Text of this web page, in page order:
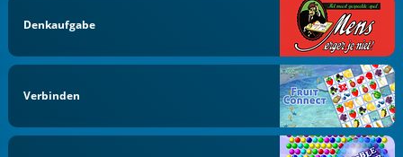
Denkaufgabe
Verbinden